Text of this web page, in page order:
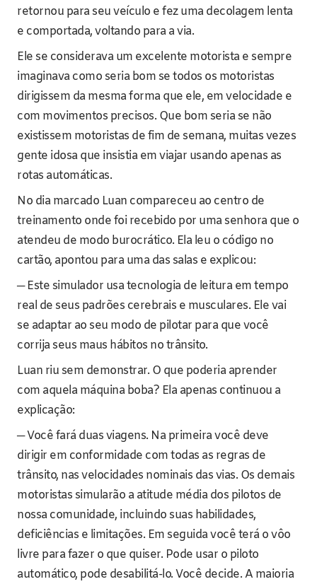
retornou para seu veículo e fez uma decolagem lenta
e comportada, voltando para a via.
Ele se considerava um excelente motorista e sempre
imaginava como seria bom se todos os motoristas
dirigissem da mesma forma que ele, em velocidade e
com movimentos precisos. Que bom seria se não
existissem motoristas de fim de semana, muitas vezes
gente idosa que insistia em viajar usando apenas as
rotas automáticas.
No dia marcado Luan compareceu ao centro de
treinamento onde foi recebido por uma senhora que o
atendeu de modo burocrático. Ela leu o código no
cartão, apontou para uma das salas e explicou:
─ Este simulador usa tecnologia de leitura em tempo
real de seus padrões cerebrais e musculares. Ele vai
se adaptar ao seu modo de pilotar para que você
corrija seus maus hábitos no trânsito.
Luan riu sem demonstrar. O que poderia aprender
com aquela máquina boba? Ela apenas continuou a
explicação:
─ Você fará duas viagens. Na primeira você deve
dirigir em conformidade com todas as regras de
trânsito, nas velocidades nominais das vias. Os demais
motoristas simularão a atitude média dos pilotos de
nossa comunidade, incluindo suas habilidades,
deficiências e limitações. Em seguida você terá o vôo
livre para fazer o que quiser. Pode usar o piloto
automático, pode desabilitá-lo. Você decide. A maioria